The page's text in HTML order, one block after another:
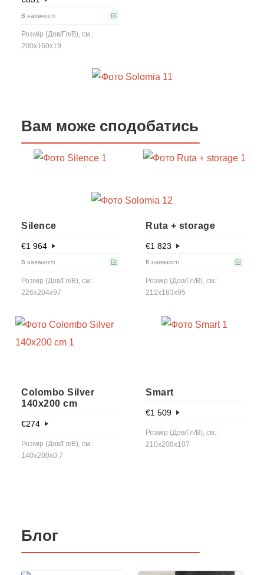
В наявності
Розмір (Дов/Гл/В), см.:
200x160x19
Вам може сподобатись
Silence
€1 964
В наявності
Розмір (Дов/Гл/В), см.:
226x204x97
Ruta + storage
€1 823
В наявності
Розмір (Дов/Гл/В), см.:
212x183x95
Colombo Silver
140x200 cm
€274
Розмір (Дов/Гл/В), см.:
140x200x0,7
Smart
€1 509
Розмір (Дов/Гл/В), см.:
210x208x107
Блог